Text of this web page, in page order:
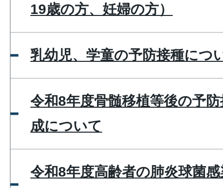
19歳の方、妊婦の方）
乳幼児、学童の予防接種につ
令和8年度骨髄移植等後の予
成について
令和8年度高齢者の肺炎球菌